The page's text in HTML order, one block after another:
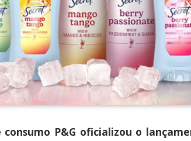
P&G oficializou o